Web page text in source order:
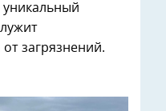
уникальный
загрязнений.